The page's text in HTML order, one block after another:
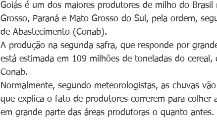
Goiás é um dos maiores produtores de milho do
Grosso, Paraná e Mato Grosso do Sul, pela ordem,
de Abastecimento (Conab).
A produção na segunda safra, que responde por
está estimada em 109 milhões de toneladas do
Conab.
Normalmente, segundo meteorologistas, as chuvas
que explica o fato de produtores correrem para colher
em grande parte das áreas produtoras o quanto antes.